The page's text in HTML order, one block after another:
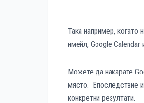
Така например, когато
имейл, Google Calendar
Можете да накарате
място. Впоследствие
конкретни резултати.